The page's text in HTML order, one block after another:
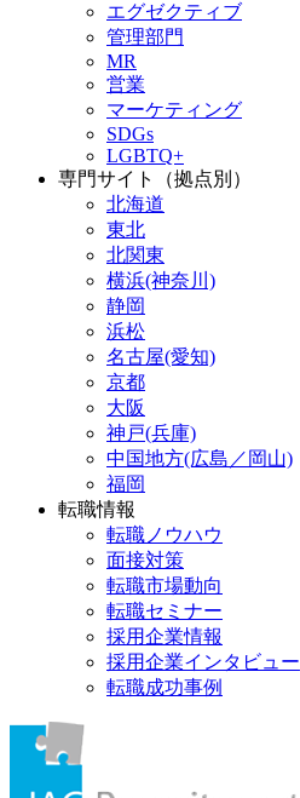
エグゼクティブ
管理部門
MR
営業
マーケティング
SDGs
LGBTQ+
専門サイト（拠点別）
北海道
東北
北関東
横浜(神奈川)
静岡
浜松
名古屋(愛知)
京都
大阪
神戸(兵庫)
中国地方(広島／岡山)
福岡
転職情報
転職ノウハウ
面接対策
転職市場動向
転職セミナー
採用企業情報
採用企業インタビュー
転職成功事例